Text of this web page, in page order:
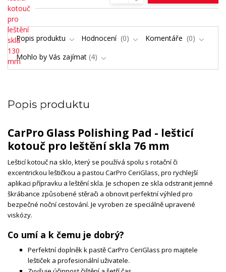
Popis produktu Hodnocení 0 Komentáře
0
Mohlo by Vás zajímat 4
Popis produktu
CarPro Glass Polishing Pad - lešticí
kotouč pro leštění skla 76 mm
Lešticí kotouč na sklo, který se používá spolu s rotační či
excentrickou leštičkou a pastou CarPro CeriGlass, pro rychlejší
aplikaci přípravku a leštění skla. Je schopen ze skla odstranit jemné
škrábance způsobené stěrači a obnovit perfektní výhled pro
bezpečné noční cestování. Je vyroben ze speciálně upravené
viskózy.
Co umí a k čemu je dobrý?
Perfektní doplněk k pastě CarPro CeriGlass pro majitele
leštiček a profesionální uživatele.